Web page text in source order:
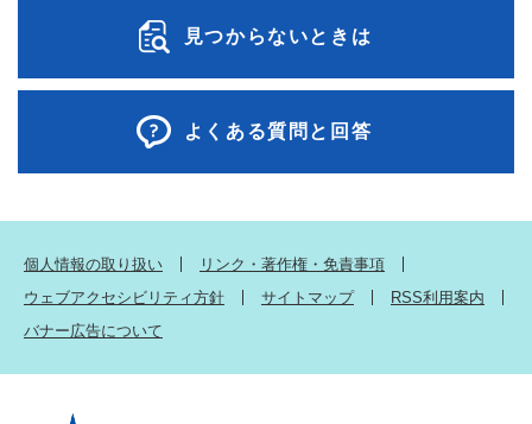
見つからないときは
よくある質問と回答
個人情報の取り扱い
リンク・著作権・免責事項
ウェブアクセシビリティ方針
サイトマップ
RSS利用案内
バナー広告について